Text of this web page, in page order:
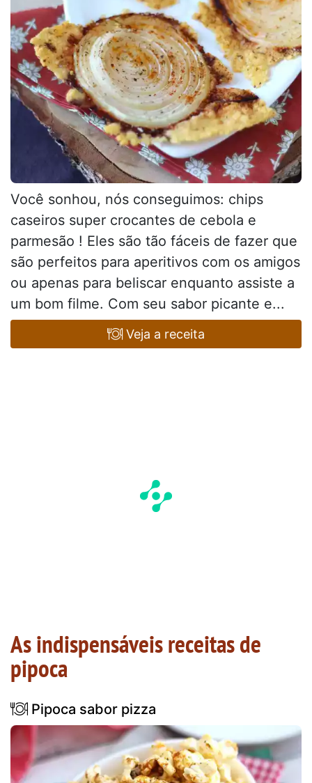
Você sonhou, nós conseguimos: chips
caseiros super crocantes de cebola e
parmesão ! Eles são tão fáceis de fazer que
são perfeitos para aperitivos com os amigos
ou apenas para beliscar enquanto assiste a
um bom filme. Com seu sabor picante e...
Veja a receita
As indispensáveis receitas de
pipoca
Pipoca sabor pizza